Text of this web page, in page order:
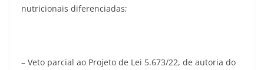
nutricionais diferenciadas;
– Veto parcial ao Projeto de Lei 5.673/22, de autoria do